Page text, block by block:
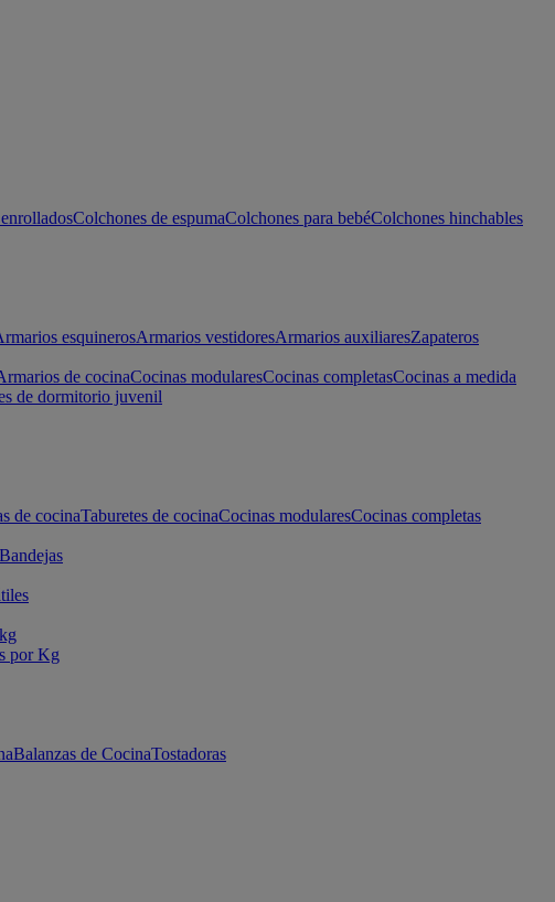
Colchones de espumaColchones para bebéColchones hinchables
esquinerosArmarios vestidoresArmarios auxiliaresZapateros
de cocinaCocinas modularesCocinas completasCocinas a medida
de dormitorio juvenil
de cocinaTaburetes de cocinaCocinas modularesCocinas completas
Bandejas
por Kg
Balanzas de CocinaTostadoras